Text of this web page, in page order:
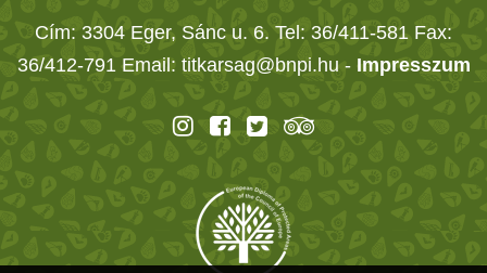
Cím: 3304 Eger, Sánc u. 6. Tel: 36/411-581 Fax:
36/412-791 Email: titkarsag@bnpi.hu - Impresszum